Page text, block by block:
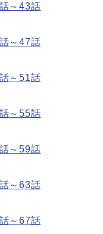
～43話
～47話
～51話
～55話
～59話
～63話
～67話